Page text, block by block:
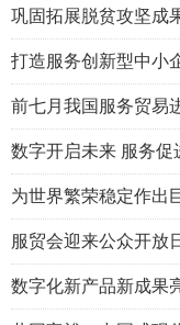
巩固拓展脱贫攻坚成
打造服务创新型中小
前七月我国服务贸易
数字开启未来 服务促
为世界繁荣稳定作出
服贸会迎来公众开放
数字化新产品新成果